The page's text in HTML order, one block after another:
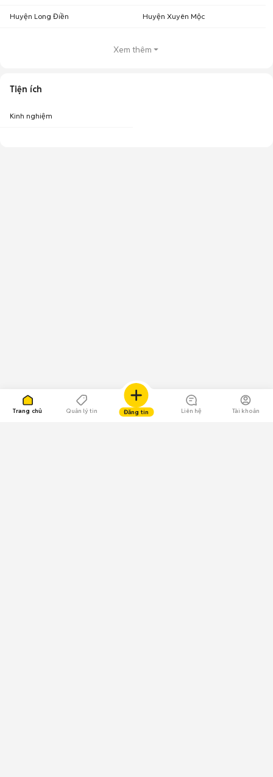
Trang chủ Quản lý tin Đăng tin Liên hệ Tài khoản
Huyện Long Điền Huyện Xuyên Mộc
Xem thêm
Tiện ích
Kinh nghiệm